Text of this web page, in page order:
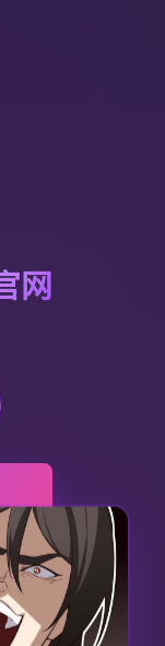
网